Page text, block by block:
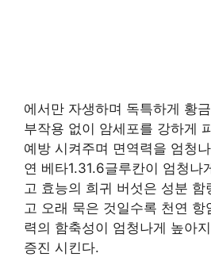
에서만 자생하며 독특하게 황
부작용 없이 암세포를 강하게
예방 시켜주며 면역력을 엄청
연 베타1.31.6글루칸이 엄청나
고 효능의 희귀 버섯은 성분 함
고 오래 묵은 것일수록 천연 항
력의 함축성이 엄청나게 높아
증진 시킨다.